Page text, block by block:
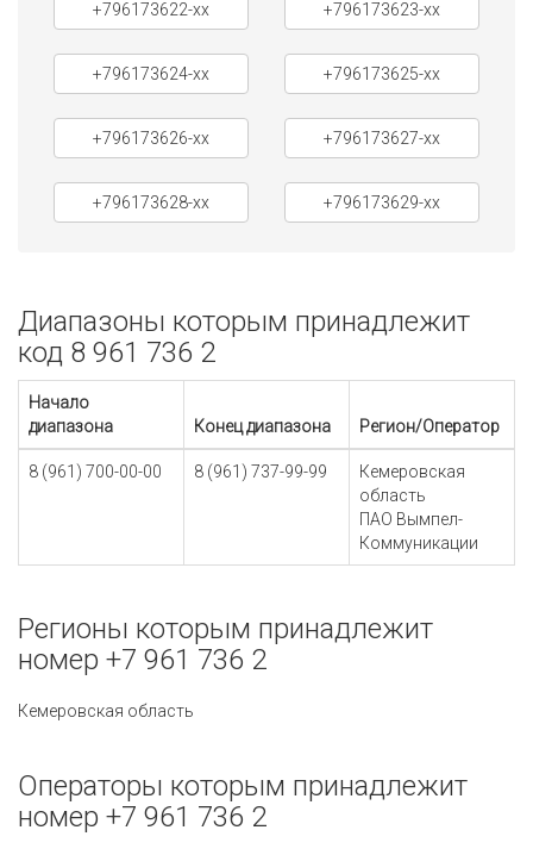
+796173622-xx +796173623-xx
+796173624-xx +796173625-xx
+796173626-xx +796173627-xx
+796173628-xx +796173629-xx
Диапазоны которым принадлежит
код 8 961 736 2
Начало
диапазона
Конец диапазона Регион/Оператор
8 (961) 700-00-00 8 (961) 737-99-99
Кемеровская
область
ПАО Вымпел-
Коммуникации
Регионы которым принадлежит
номер +7 961 736 2
Кемеровская область
Операторы которым принадлежит
номер +7 961 736 2